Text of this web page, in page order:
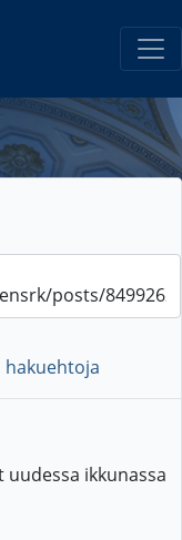
hakuehtoja
uudessa ikkunassa